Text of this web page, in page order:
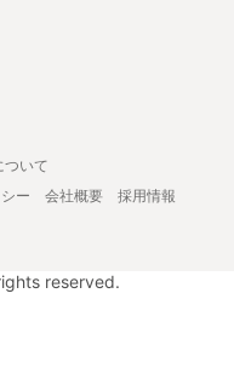
ついて
ー 会社概要
採用情報
reserved.